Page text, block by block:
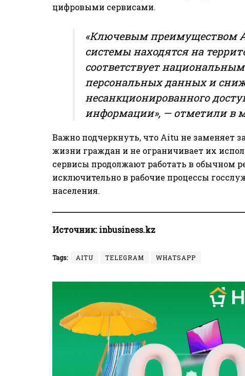
цифровыми сервисами.
«Ключевым преимуществом
системы находятся на
соответствует
персональных данных и
несанкционированного
информации», — отметили в
Важно подчеркнуть, что Aitu не заменяет
жизни граждан и не ограничивает их
сервисы продолжают работать в обычном
исключительно в рабочие процессы
населения.
Источник:inbusiness.kz
Tags: AITU TELEGRAM WHATSAPP